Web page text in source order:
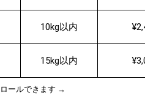
10kg以内
15kg以内
ールできます →